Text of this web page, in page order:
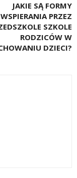
JAKIE SĄ FORMY
WSPIERANIA PRZEZ
SZKOLE
RODZICÓW W
DZIECI?